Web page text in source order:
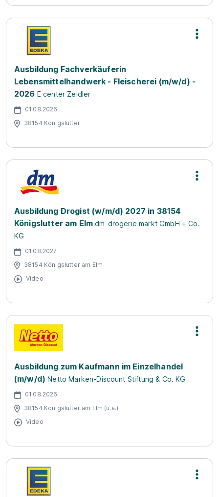
Ausbildung Fachverkäuferin
Lebensmittelhandwerk - Fleischerei (m/w/d) -
2026 E center Zeidler
01.08.2026
38154 Königslutter
Ausbildung Drogist (w/m/d) 2027 in 38154
Königslutter am Elm dm-drogerie markt GmbH + Co.
KG
01.08.2027
38154 Königslutter am Elm
Video
Ausbildung zum Kaufmann im Einzelhandel
(m/w/d) Netto Marken-Discount Stiftung & Co. KG
01.08.2026
38154 Königslutter am Elm (u.a.)
Video